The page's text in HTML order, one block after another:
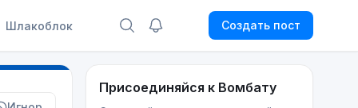
Шлакоблок Создать пост
Присоединяйся к Вомбату